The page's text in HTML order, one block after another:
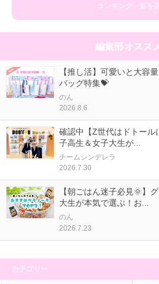
ランキング一覧を
編集部オスス
【推し活】可愛いと大容
バッグ特集💝
のん
2026.8.6
確認中【Z世代はドトール
子高生＆女子大生が...
チームシンデレラ
2026.7.30
【朝ごはん迷子必見🌞】
大生が本気で選ぶ！お...
のん
2026.7.23
カテゴリー